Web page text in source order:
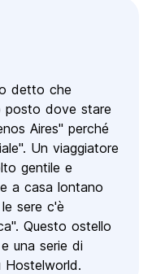
detto che
posto dove stare
Aires" perché
Un viaggiatore
gentile e
a casa lontano
sere c'è
Questo ostello
una serie di